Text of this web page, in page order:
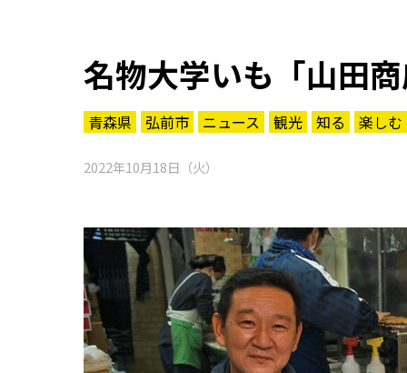
名物大学いも「山田
青森県 弘前市 ニュース 観光 知る 楽しむ
2022年10月18日（火）